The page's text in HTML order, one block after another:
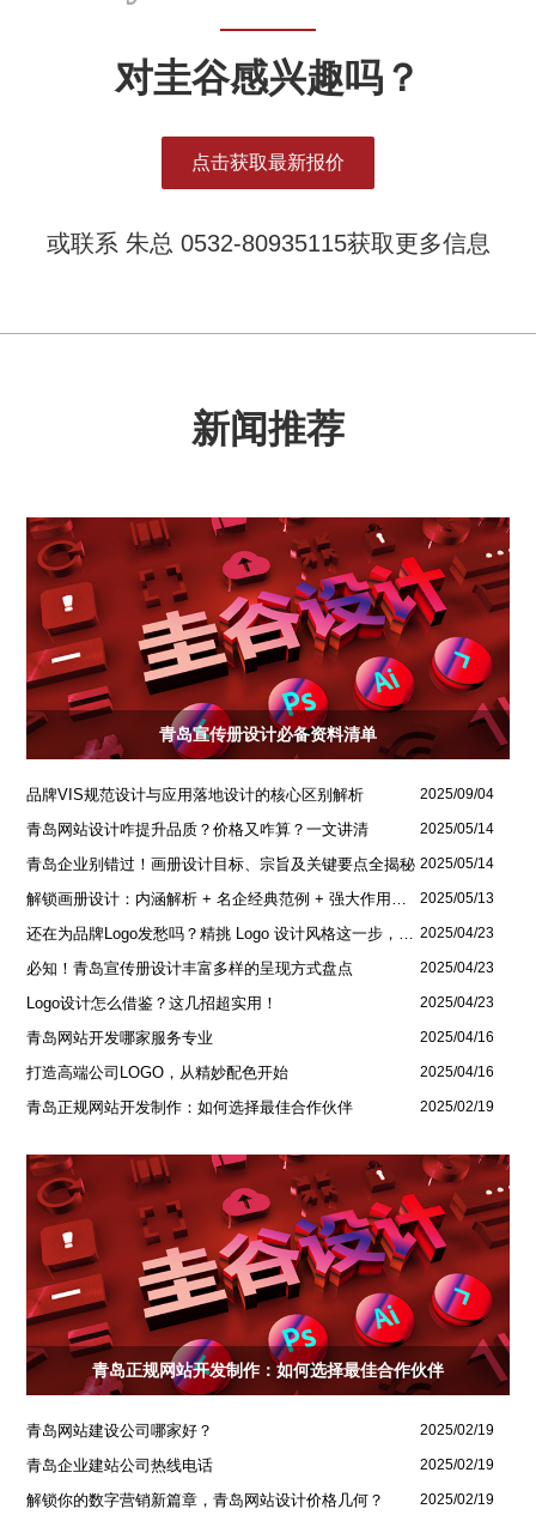
对圭谷感兴趣吗？
点击获取最新报价
或联系 朱总 0532-80935115获取更多信息
新闻推荐
青岛宣传册设计必备资料清单
品牌VIS规范设计与应用落地设计的核心区别解析 2025/09/04
青岛网站设计咋提升品质？价格又咋算？一文讲清 2025/05/14
青岛企业别错过！画册设计目标、宗旨及关键要点全揭秘 2025/05/14
2025/05/13
2025/04/23
必知！青岛宣传册设计丰富多样的呈现方式盘点 2025/04/23
Logo设计怎么借鉴？这几招超实用！ 2025/04/23
青岛网站开发哪家服务专业 2025/04/16
打造高端公司LOGO，从精妙配色开始 2025/04/16
青岛正规网站开发制作：如何选择最佳合作伙伴 2025/02/19
青岛正规网站开发制作：如何选择最佳合作伙伴
青岛网站建设公司哪家好？ 2025/02/19
青岛企业建站公司热线电话 2025/02/19
解锁你的数字营销新篇章，青岛网站设计价格几何？ 2025/02/19